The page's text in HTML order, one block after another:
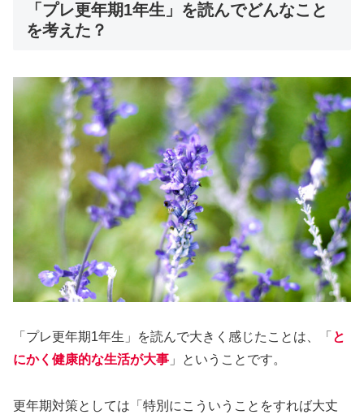
「プレ更年期1年生」を読んでどんなこと
を考えた？
「プレ更年期1年生」を読んで大きく感じたことは、「 と
にかく健康的な生活が大事 」ということです。
更年期対策としては「特別にこういうことをすれば大丈